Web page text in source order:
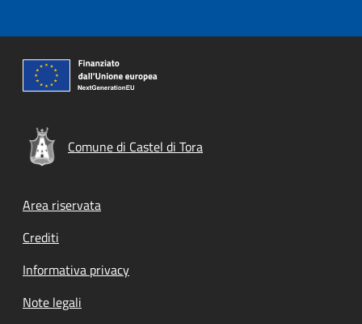
Comune di Castel di Tora
Footer menu
Area riservata
Crediti
Informativa privacy
Note legali